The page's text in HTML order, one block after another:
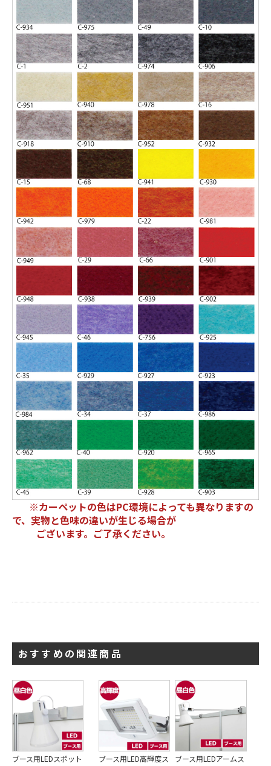
引続き他の商品も選ぶ
カートへ進む
※カーペットの色はPC環境によっても異なりますの
で、実物と色味の違いが生じる場合が
ございます。ご了承ください。
おすすめの関連商品
ブース用LEDスポット ブース用LED高輝度ス ブース用LEDアームス